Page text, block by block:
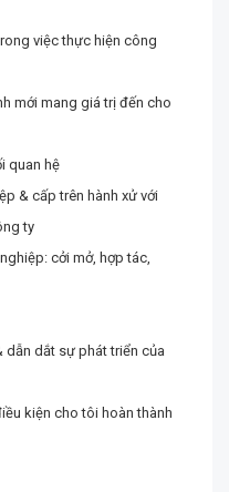
việc thực hiện công
mới mang giá trị đến cho
quan hệ
& cấp trên hành xử với
ty
cởi mở, hợp tác,
dẫn dắt sự phát triển của
kiện cho tôi hoàn thành